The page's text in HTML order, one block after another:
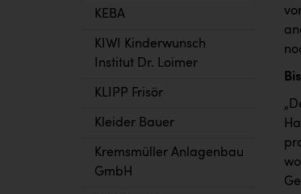
KEBA
KIWI Kinderwunsch
Institut Dr. Loimer
KLIPP Frisör
Kleider Bauer
Kremsmüller Anlagenbau
GmbH